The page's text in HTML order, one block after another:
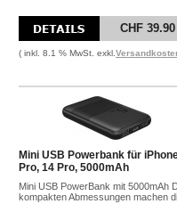
CHF 39.90
( inkl. 8.1 % MwSt. exkl.
Mini USB Powerbank für
Pro, 14 Pro, 5000mAh
Mini USB PowerBank mit 5000mAh
kompakten Abmessungen machen